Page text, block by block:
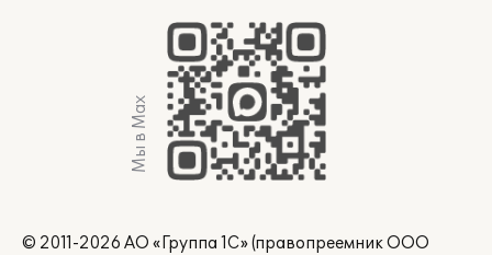
Мы в Max
© 2011-2026 АО «Группа 1С» (правопреемник ООО